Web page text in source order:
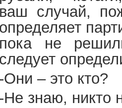
ваш случай,
определяет
пока не
следует
-Они – это кто?
-Не знаю, никто